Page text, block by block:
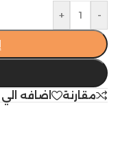
-
+
مقارنة اضافه